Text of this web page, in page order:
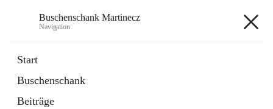
Buschenschank Martinecz
Navigation
Start
Buschenschank
Beiträge
Artikel
in